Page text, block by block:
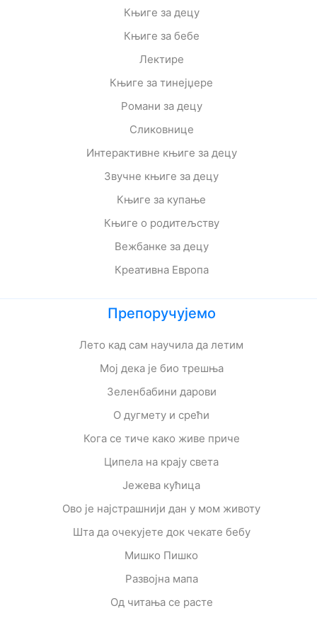
Књиге за децу
Књиге за бебе
Лектире
Књиге за тинејџере
Романи за децу
Сликовнице
Интерактивне књиге за децу
Звучне књиге за децу
Књиге за купање
Књиге о родитељству
Вежбанке за децу
Креативна Европа
Препоручујемо
Лето кад сам научила да летим
Мој дека је био трешња
Зеленбабини дарови
О дугмету и срећи
Кога се тиче како живе приче
Ципела на крају света
Јежева кућица
Ово је најстрашнији дан у мом животу
Шта да очекујете док чекате бебу
Мишко Пишко
Развојна мапа
Од читања се расте